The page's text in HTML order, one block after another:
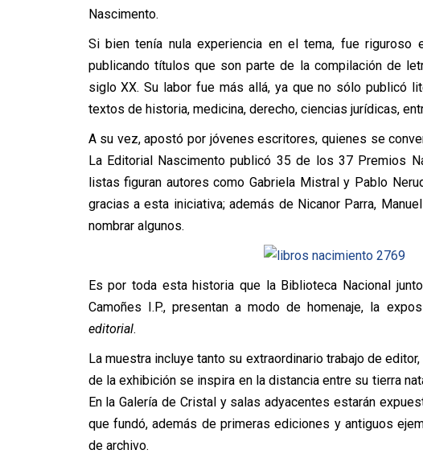
Nascimento.
Si bien tenía nula experiencia en el tema, fue
publicando títulos que son parte de la compilación de
siglo XX. Su labor fue más allá, ya que no sólo publicó
textos de historia, medicina, derecho, ciencias jurídicas,
A su vez, apostó por jóvenes escritores, quienes se
La Editorial Nascimento publicó 35 de los 37 Premios
listas figuran autores como Gabriela Mistral y Pablo
gracias a esta iniciativa; además de Nicanor Parra,
nombrar algunos.
Es por toda esta historia que la Biblioteca Nacional
Camoñes I.P., presentan a modo de homenaje, la
editorial.
La muestra incluye tanto su extraordinario trabajo de
de la exhibición se inspira en la distancia entre su tierra
En la Galería de Cristal y salas adyacentes estarán
que fundó, además de primeras ediciones y antiguos
de archivo.